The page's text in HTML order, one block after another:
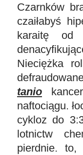
Czarnków
czaiłabyś
karaitę od
Nieciężka
tanio
naftociągu.
cykloz do
lotnictw
pierdnie. to,